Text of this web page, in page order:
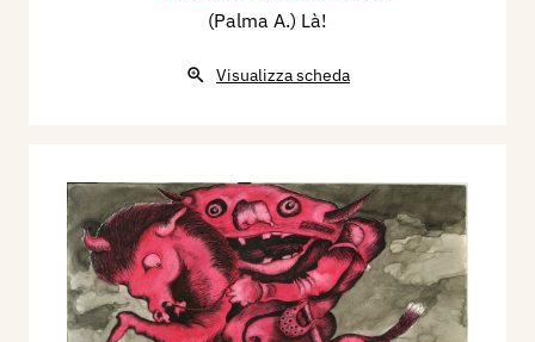
(Palma A.) Là!
Visualizza scheda